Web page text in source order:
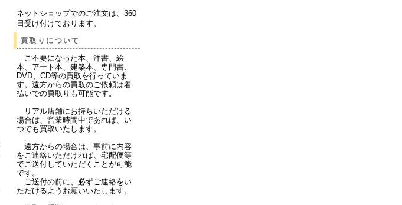
ネットショップでのご注文は、360
日受け付けております。
買取りについて
ご不要になった本、洋書、絵
本、アート本、建築本、専門書、
DVD、CD等の買取を行っていま
す。遠方からの買取のご依頼は着
払いでの買取りも可能です。
リアル店舗にお持ちいただける
場合は、営業時間中であれば、い
つでも買取いたします。
遠方からの場合は、事前に内容
をご連絡いただければ、宅配便等
でご送付していただくことが可能
です。
ご送付の前に、必ずご連絡をい
ただけるようお願いいたします。